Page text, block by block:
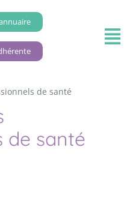
de santé
de santé